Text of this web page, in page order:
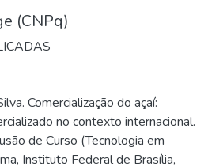
(CNPq)
Comercialização do açaí:
no contexto internacional.
de Curso (Tecnologia em
Instituto Federal de Brasília,